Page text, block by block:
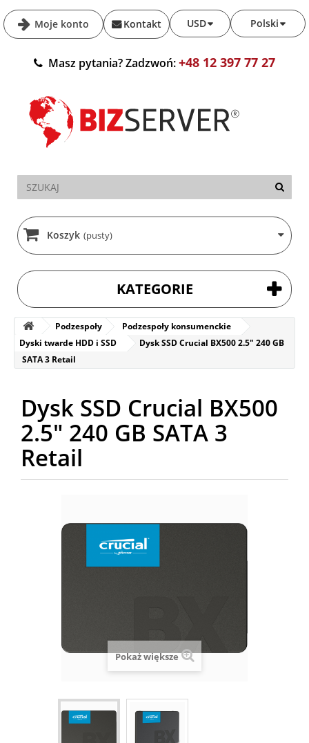
Moje konto Polski
USD
Kontakt
Masz pytania? Zadzwoń:+48 12 397 77 27
Koszyk (pusty)
KATEGORIE
Podzespoły
Podzespoły konsumenckie
Dyski twarde HDD i SSD
Dysk SSD Crucial BX500 2.5" 240 GB
SATA 3 Retail
Dysk SSD Crucial BX500
2.5" 240 GB SATA 3
Retail
Pokaż większe